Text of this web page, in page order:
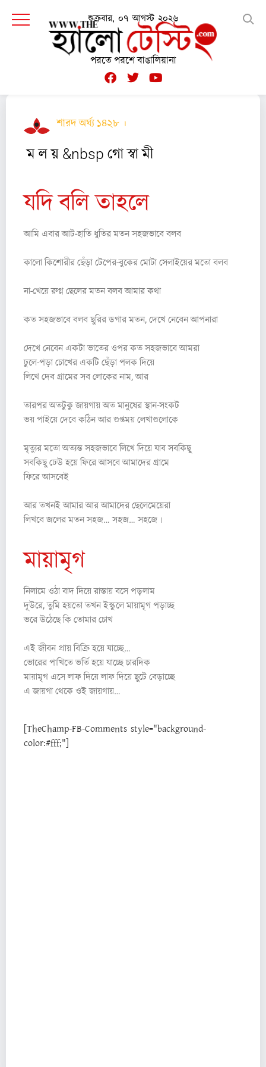
শুক্রবার, ০৭ আগস্ট ২০২৬
পরতে পরশে বাঙালিয়ানা
শারদ অর্ঘ্য ১৪২৮ ।
ম ল য় &nbsp গো স্বা মী
যদি বলি তাহলে
আমি এবার আট-হাতি ধুতির মতন সহজভাবে বলব
কালো কিশোরীর ছেঁড়া টেপের-বুকের মোটা সেলাইয়ের মতো বলব
না-খেয়ে রুগ্ন ছেলের মতন বলব আমার কথা
কত সহজভাবে বলব ছুরির ডগার মতন, দেখে নেবেন আপনারা
দেখে নেবেন একটা ভাতের ওপর কত সহজভাবে আমরা
ঢুলে-পড়া চোখের একটি ছেঁড়া পলক দিয়ে
লিখে দেব গ্রামের সব লোকের নাম, আর
তারপর অতটুকু জায়গায় অত মানুষের স্থান-সংকট
ভয় পাইয়ে দেবে কঠিন আর গুপ্তময় লেখাগুলোকে
মৃত্যুর মতো অত্যন্ত সহজভাবে লিখে দিয়ে যাব সবকিছু
সবকিছু ঢেউ হয়ে ফিরে আসবে আমাদের গ্রামে
ফিরে আসবেই
আর তখনই আমার আর আমাদের ছেলেমেয়েরা
লিখবে জলের মতন সহজ… সহজ… সহজে ৷
মায়ামৃগ
নিলামে ওঠা বাদ দিয়ে রাস্তায় বসে পড়লাম
দূউরে, তুমি হয়তো তখন ইস্কুলে মায়ামৃগ পড়াচ্ছ
ভরে উঠেছে কি তোমার চোখ
এই জীবন প্রায় বিক্রি হয়ে যাচ্ছে…
ভোরের পাখিতে ভর্তি হয়ে যাচ্ছে চারদিক
মায়ামৃগ এসে লাফ দিয়ে লাফ দিয়ে ছুটে বেড়াচ্ছে
এ জায়গা থেকে ওই জায়গায়…
[TheChamp-FB-Comments style="background-
color:#fff;"]